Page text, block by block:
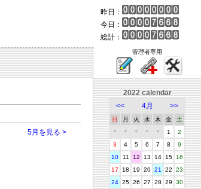
昨日：
今日：
総計：
管理者専用
5月を見る >
2022 calendar
<<
4月 >>
日 月 火 水 木 金
土
＊
＊ ＊ ＊ ＊ 1
2
3
4 5 6 7 8
9
10
11 12 13 14 15
16
17
18 19 20 21 22
23
24 25 26 27 28 29 30